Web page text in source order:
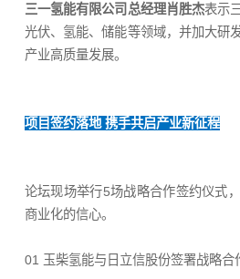
三一氢能有限公司总经理肖胜杰表示
光伏、氢能、储能等领域，并加大研
产业高质量发展。
项目签约落地 携手共启产业新征程
论坛现场举行5场战略合作签约仪式
商业化的信心。
01 玉柴氢能与日立信股份签署战略合